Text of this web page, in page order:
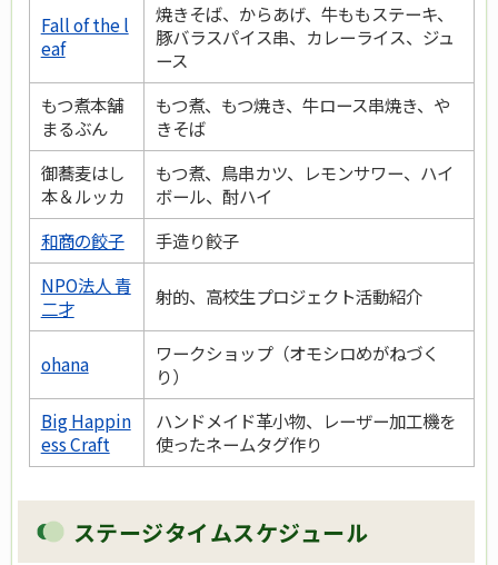
Fall of the l
eaf
焼きそば、からあげ、牛ももステーキ、
豚バラスパイス串、カレーライス、ジュ
ース
もつ煮本舗
まるぶん
もつ煮、もつ焼き、牛ロース串焼き、や
きそば
御蕎麦はし
本＆ルッカ
もつ煮、鳥串カツ、レモンサワー、ハイ
ボール、酎ハイ
和商の餃子
手造り餃子
NPO法人 青
二才
射的、高校生プロジェクト活動紹介
ohana
ワークショップ（オモシロめがねづく
り）
Big Happin
ess Craft
ハンドメイド革小物、レーザー加工機を
使ったネームタグ作り
ステージタイムスケジュール